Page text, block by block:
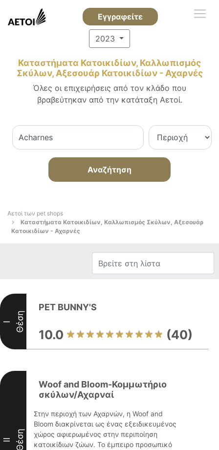
Εγγραφείτε
2023
Καταστήματα Κατοικιδίων, Καλλωπισμός
Σκύλων, Αξεσουάρ Κατοικιδίων - Αχαρνές
Όλες οι επιχειρήσεις από τον κλάδο που
βραβεύτηκαν από την κατάταξη Αετοί.
Αναζήτηση
Αετοί των pet shops
Καταστήματα Κατοικιδίων, Καλλωπισμός Σκύλων, Αξεσουάρ
Κατοικιδίων - Αχαρνές
I Θέση
PET BUNNY'S
10.0 (40)
II Θέση
Woof and Bloom-Κομμωτήριο
σκύλων/Αχαρναί
Στην περιοχή των Αχαρνών, η Woof and
Bloom διακρίνεται ως ένας εξειδικευμένος
χώρος αφιερωμένος στην περιποίηση
κατοικίδιων ζώων. Το έμπειρο προσωπικό